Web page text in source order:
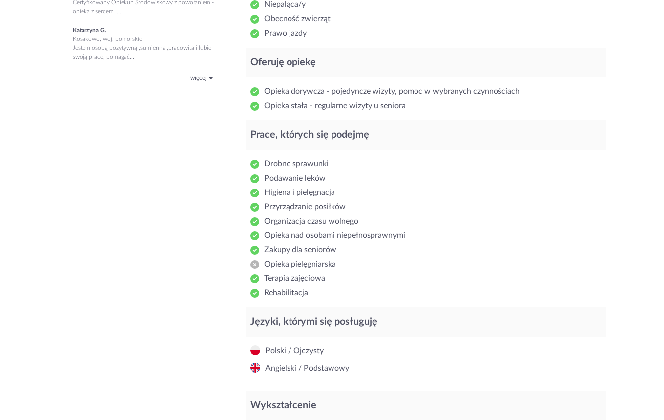
Certyfikowany Opiekun Środowiskowy z powołaniem -
opieka z sercem I...
Katarzyna G.
Kosakowo, woj. pomorskie
Jestem osobą pozytywną ,sumienna ,pracowita i lubie
swoją prace, pomagać...
więcej
Niepaląca/y
Obecność zwierząt
Prawo jazdy
Oferuję opiekę
Opieka dorywcza - pojedyncze wizyty, pomoc w wybranych czynnościach
Opieka stała - regularne wizyty u seniora
Prace, których się podejmę
Drobne sprawunki
Podawanie leków
Higiena i pielęgnacja
Przyrządzanie posiłków
Organizacja czasu wolnego
Opieka nad osobami niepełnosprawnymi
Zakupy dla seniorów
Opieka pielęgniarska
Terapia zajęciowa
Rehabilitacja
Języki, którymi się posługuję
Polski / Ojczysty
Angielski / Podstawowy
Wykształcenie